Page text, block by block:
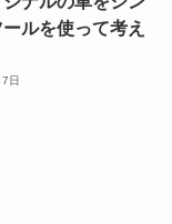
ルを使って考え
日